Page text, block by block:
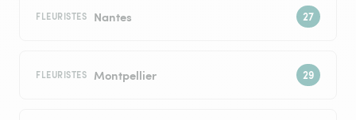
FLEURISTES Nantes
FLEURISTES Montpellier